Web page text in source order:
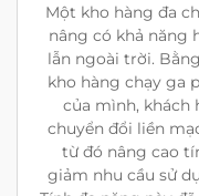
Một kho hàng đa
nâng có khả năng
lẫn ngoài trời.
kho hàng chạy ga
của mình, khách
chuyển đổi liền
từ đó nâng cao
giảm nhu cầu sử